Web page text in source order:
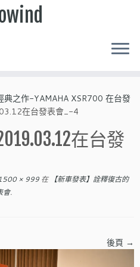
典之作-YAMAHA XSR700 在台發
在台發表會_-4
在台發
× 999 在【新車發表】詮釋復古的
會.
後頁 →